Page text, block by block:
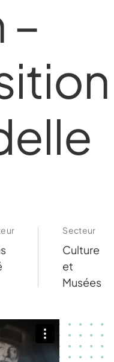
–
Secteur
Culture
et
Musées